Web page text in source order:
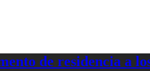
de residencia a